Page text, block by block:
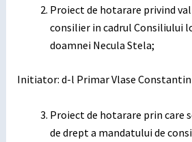
Proiect de hotarare privind
consilier in cadrul Consiliului
doamnei Necula Stela;
Initiator: d-l Primar Vlase Constantin
Proiect de hotarare prin care
de drept a mandatului de